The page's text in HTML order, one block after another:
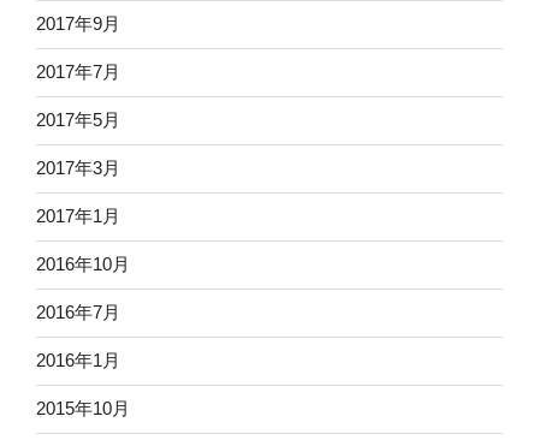
2017年9月
2017年7月
2017年5月
2017年3月
2017年1月
2016年10月
2016年7月
2016年1月
2015年10月